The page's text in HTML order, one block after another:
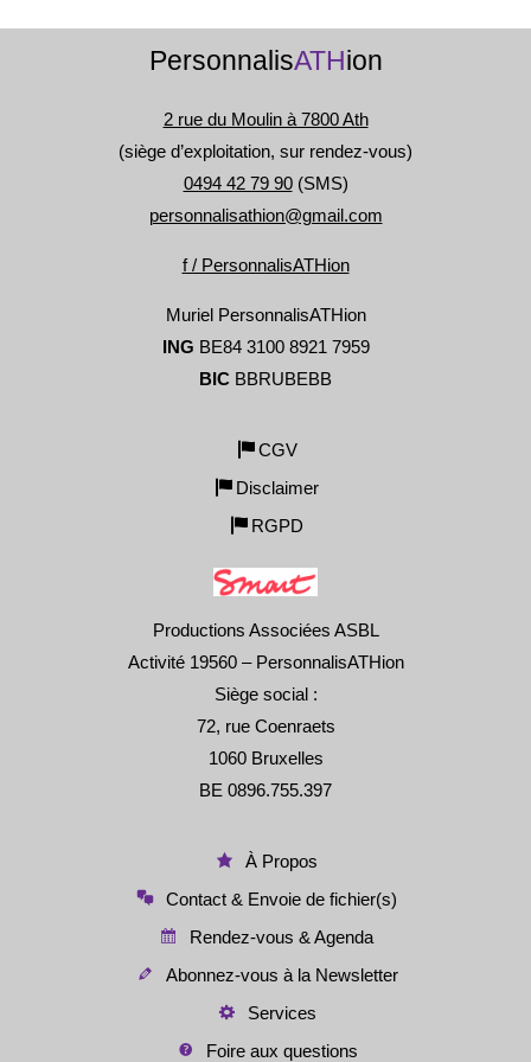
PersonnalisATHion
2 rue du Moulin à 7800 Ath
(siège d’exploitation, sur rendez-vous)
0494 42 79 90(SMS)
personnalisathion@gmail.com
f / PersonnalisATHion
Muriel PersonnalisATHion
ING BE84 3100 8921 7959
BIC BBRUBEBB
CGV
Disclaimer
RGPD
Productions Associées ASBL
Activité 19560 – PersonnalisATHion
Siège social :
72, rue Coenraets
1060 Bruxelles
BE 0896.755.397
À Propos
Contact & Envoie de fichier(s)
Rendez-vous & Agenda
Abonnez-vous à la Newsletter
Services
Foire aux questions